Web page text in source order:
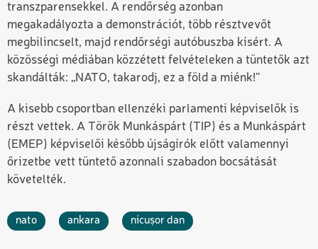
transzparensekkel. A rendőrség azonban
megakadályozta a demonstrációt, több résztvevőt
megbilincselt, majd rendőrségi autóbuszba kísért. A
közösségi médiában közzétett felvételeken a tüntetők azt
skandálták: „NATO, takarodj, ez a föld a miénk!”
A kisebb csoportban ellenzéki parlamenti képviselők is
részt vettek. A Török Munkáspárt (TIP) és a Munkáspárt
(EMEP) képviselői később újságírók előtt valamennyi
őrizetbe vett tüntető azonnali szabadon bocsátását
követelték.
nato ankara nicușor dan